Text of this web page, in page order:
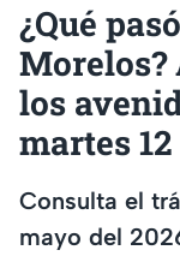
¿Qué
Morelos?
los
martes
Consulta el
mayo del